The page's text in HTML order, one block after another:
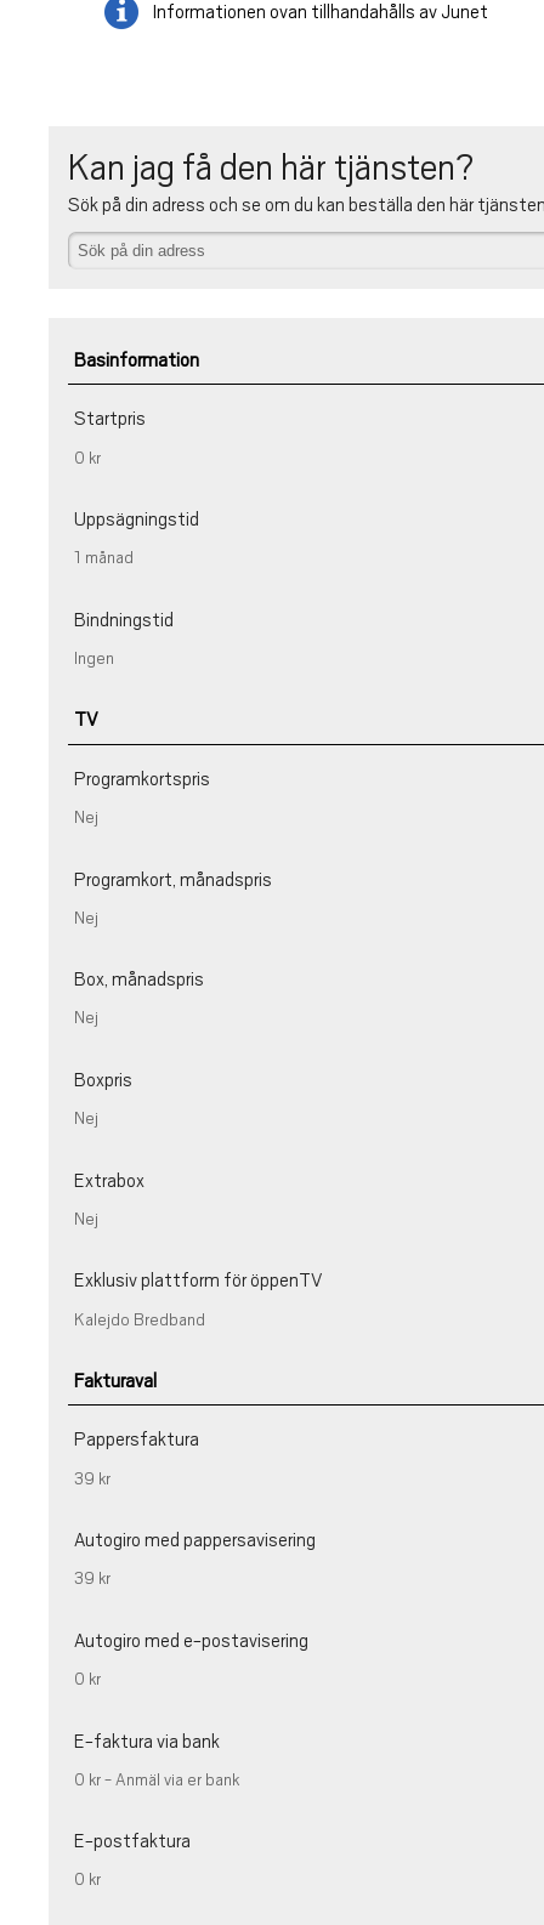
Informationen ovan tillhandahålls av Junet
Kan jag få den här tjänsten?
Sök på din adress och se om du kan beställa den här
Basinformation
Startpris
0 kr
Uppsägningstid
1 månad
Bindningstid
Ingen
TV
Programkortspris
Nej
Programkort, månadspris
Nej
Box, månadspris
Nej
Boxpris
Nej
Extrabox
Nej
Exklusiv plattform för öppenTV
Kalejdo Bredband
Fakturaval
Pappersfaktura
39 kr
Autogiro med pappersavisering
39 kr
Autogiro med e-postavisering
0 kr
E-faktura via bank
0 kr - Anmäl via er bank
E-postfaktura
0 kr